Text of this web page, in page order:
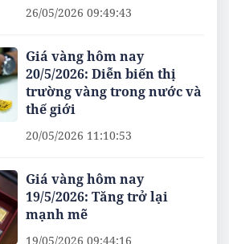
26/05/2026 09:49:43
Giá vàng hôm nay
20/5/2026: Diễn biến thị
trường vàng trong nước và
thế giới
20/05/2026 11:10:53
Giá vàng hôm nay
19/5/2026: Tăng trở lại
mạnh mẽ
19/05/2026 09:44:16